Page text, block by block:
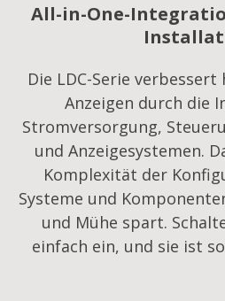
All-in-One-
Die LDC-Serie
Anzeigen durch die
Stromversorgung,
und Anzeigesystemen.
Komplexität der
Systeme und
und Mühe spart.
einfach ein, und sie ist